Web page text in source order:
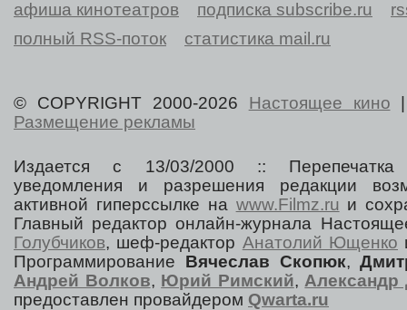
афиша кинотеатров
подписка subscribe.ru
полный RSS-поток
статистика mail.ru
© COPYRIGHT 2000-2026 Настоящее кино
Размещение рекламы
Издается с 13/03/2000 :: Перепечатка
уведомления и разрешения редакции
активной гиперссылке на www.Filmz.ru и
Главный редактор онлайн-журнала
Голубчиков, шеф-редактор Анатолий Ющенко
Программирование Вячеслав Скопюк,
Андрей Волков, Юрий Римский, Александр
предоставлен провайдером Qwarta.ru